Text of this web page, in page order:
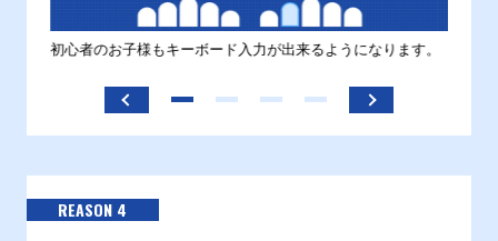
初心者のお子様もキーボード入力が出来るようになります。
REASON 4